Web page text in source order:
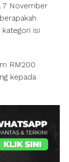
7 November
isi
RM200
kepada